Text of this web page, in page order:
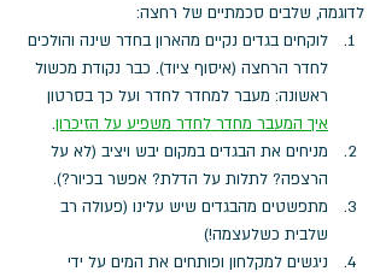
לדוגמה, שלבים סכמתיים של רחצה:
לוקחים בגדים נקיים מהארון בחדר שינה והולכים
לחדר הרחצה (איסוף ציוד). כבר נקודת מכשול
ראשונה: מעבר למחדר לחדר ועל כך בסרטון
איך המעבר מחדר לחדר משפיע על הזיכרון.
מניחים את הבגדים במקום יבש ויציב (לא על
הרצפה? לתלות על הדלת? אפשר בכיור?).
מתפשטים מהבגדים שיש עלינו (פעולה רב
שלבית כשלעצמה!)
ניגשים למקלחון ופותחים את המים על ידי